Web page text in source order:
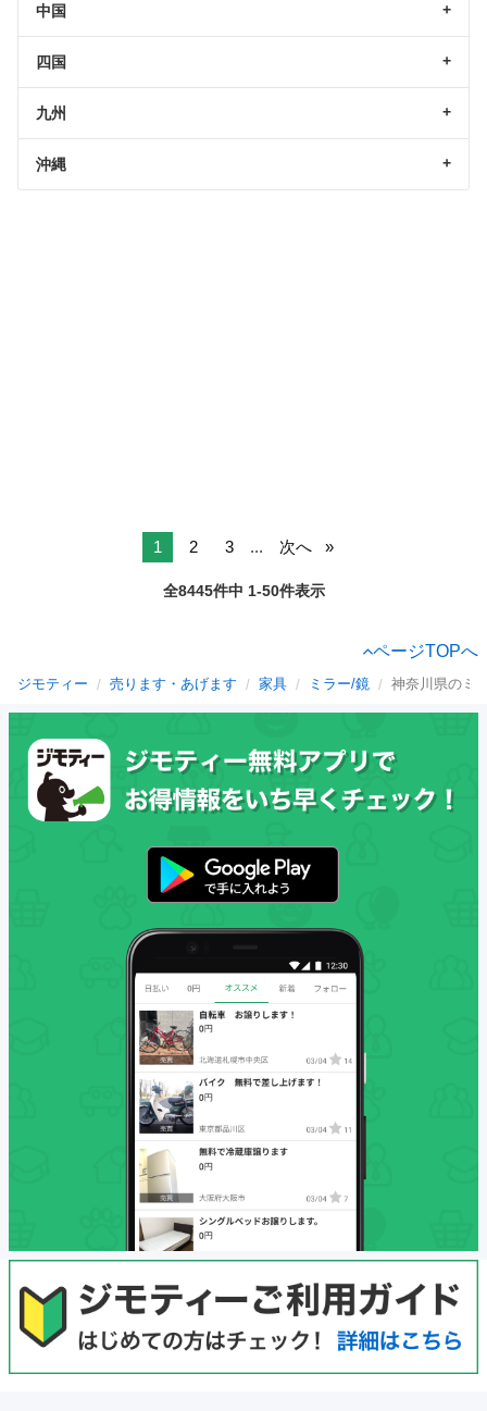
中国
四国
九州
沖縄
1 2 3 ... 次へ
全8445件中 1-50件表示
ページTOPへ
ジモティー 売ります・あげます 家具 ミラー/鏡 神奈川県のミ